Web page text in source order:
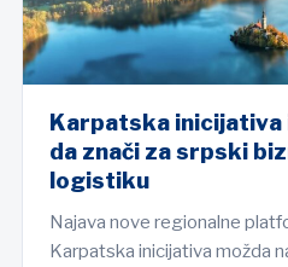
Karpatska inicijativa
da znači za srpski
logistiku
Najava nove regionalne
Karpatska inicijativa možda